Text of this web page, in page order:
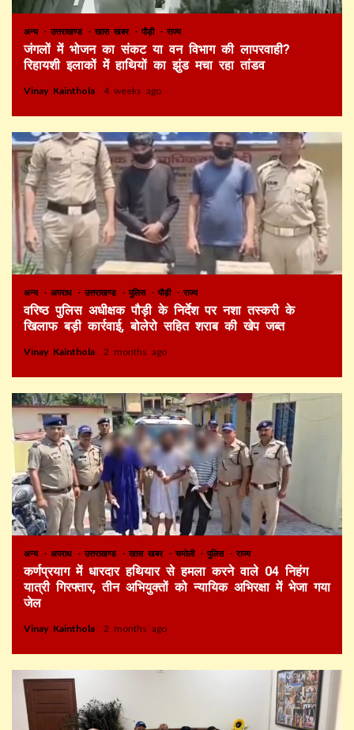
अन्य उत्तराखण्ड खास खबर पौड़ी राज्य
जंगलों में भोजन का संकट या वन विभाग की लापरवाही?
रिहायशी इलाकों में हाथियों का झुंड मचा रहा तांडव
Vinay Kainthola 4 weeks ago
अन्य अपराध उत्तराखण्ड पुलिस पौड़ी राज्य
वरिष्ठ पुलिस अधीक्षक पौड़ी के निर्देश पर नशा तस्करी के
खिलाफ बड़ी कार्रवाई, बोलेरो सहित शराब की खेप जब्त
Vinay Kainthola 2 months ago
अन्य अपराध उत्तराखण्ड खास खबर चमोली पुलिस राज्य
कर्णप्रयाग में धारदार हथियार से हमला करने वाले 04 निहंग
यात्री गिरफ्तार, तीन अभियुक्तों को न्यायिक अभिरक्षा में भेजा गया
जेल
Vinay Kainthola 2 months ago